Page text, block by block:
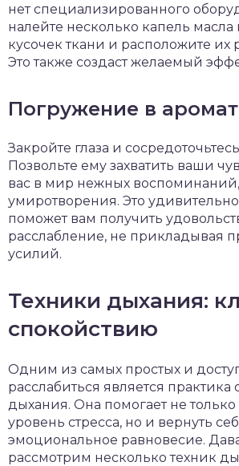
нет специализированного
налейте несколько капель масла
кусочек ткани и расположите их
Это также создаст желаемый
Погружение в
Закройте глаза и
Позвольте ему захватить ваши
вас в мир нежных
умиротворения. Это
поможет вам получить
расслабление, не прикладывая
усилий.
Техники дыхания:
спокойствию
Одним из самых простых и
расслабиться является практика
дыхания. Она помогает не только
уровень стресса, но и вернуть
эмоциональное равновесие.
рассмотрим несколько техник